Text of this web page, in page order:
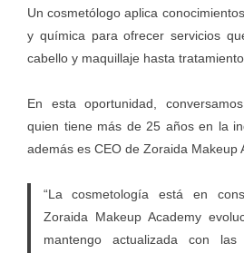
Un cosmetólogo aplica
y química para ofrecer servicios
cabello y maquillaje hasta
En esta oportunidad,
quien tiene más de 25 años en la
además es CEO de Zoraida Makeup
“La cosmetología está en
Zoraida Makeup Academy
mantengo actualizada con